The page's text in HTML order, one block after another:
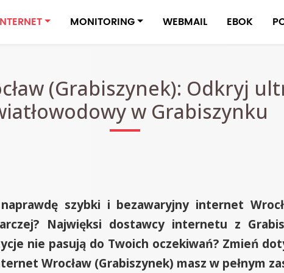
MONITORING WEBMAIL EBOK
(Grabiszynek): Odkryj
w Grabiszynku
szybki i bezawaryjny internet
Najwięksi dostawcy internetu z
nie pasują do Twoich oczekiwań? Zmień
Wrocław (Grabiszynek) masz w pełnym